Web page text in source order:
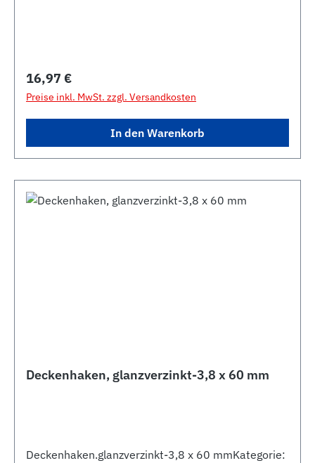
Regulärer Preis:
16,97 €
Preise inkl. MwSt. zzgl. Versandkosten
In den Warenkorb
Deckenhaken, glanzverzinkt-3,8 x 60 mm
Deckenhaken.glanzverzinkt-3,8 x 60 mmKategorie: